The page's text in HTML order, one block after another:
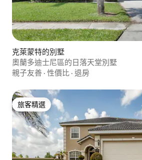
克萊蒙特的別墅
奧蘭多迪士尼區的日落天堂別墅
親子友善 · 性價比 · 退房
旅客精選
旅客精選